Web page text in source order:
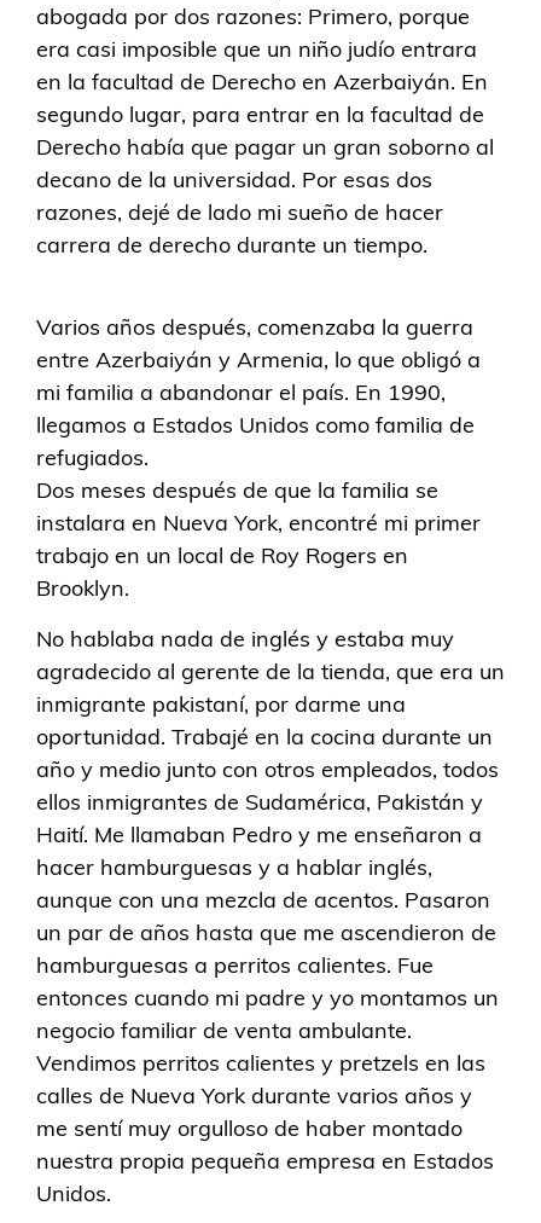
abogada por dos razones: Primero, porque
era casi imposible que un niño judío entrara
en la facultad de Derecho en Azerbaiyán. En
segundo lugar, para entrar en la facultad de
Derecho había que pagar un gran soborno al
decano de la universidad. Por esas dos
razones, dejé de lado mi sueño de hacer
carrera de derecho durante un tiempo.
Varios años después, comenzaba la guerra
entre Azerbaiyán y Armenia, lo que obligó a
mi familia a abandonar el país. En 1990,
llegamos a Estados Unidos como familia de
refugiados.
Dos meses después de que la familia se
instalara en Nueva York, encontré mi primer
trabajo en un local de Roy Rogers en
Brooklyn.
No hablaba nada de inglés y estaba muy
agradecido al gerente de la tienda, que era un
inmigrante pakistaní, por darme una
oportunidad. Trabajé en la cocina durante un
año y medio junto con otros empleados, todos
ellos inmigrantes de Sudamérica, Pakistán y
Haití. Me llamaban Pedro y me enseñaron a
hacer hamburguesas y a hablar inglés,
aunque con una mezcla de acentos. Pasaron
un par de años hasta que me ascendieron de
hamburguesas a perritos calientes. Fue
entonces cuando mi padre y yo montamos un
negocio familiar de venta ambulante.
Vendimos perritos calientes y pretzels en las
calles de Nueva York durante varios años y
me sentí muy orgulloso de haber montado
nuestra propia pequeña empresa en Estados
Unidos.